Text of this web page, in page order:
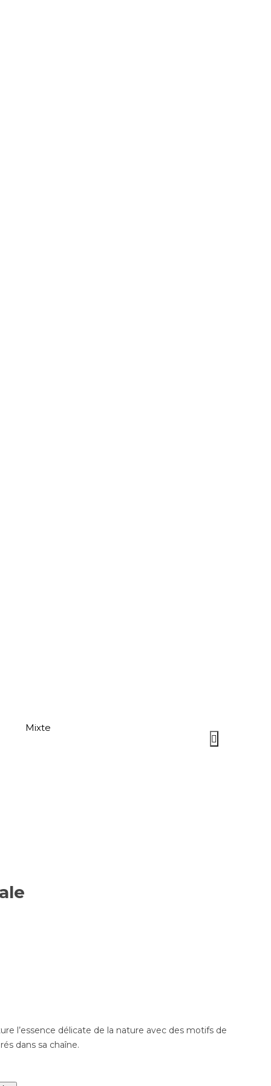
Mixte
l’essence délicate de la nature avec des motifs de
dans sa chaîne.